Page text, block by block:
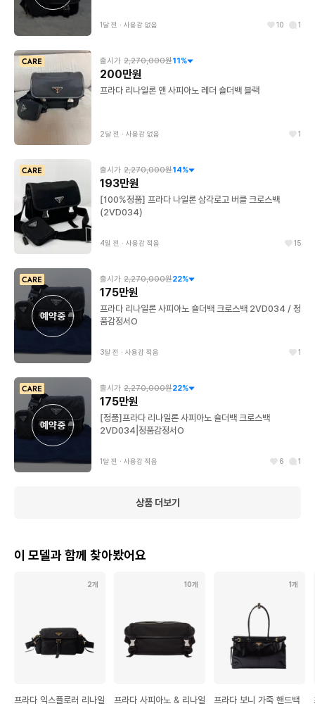
1달 전 ∙ 사용감 없음 10 1
출시가 2,270,000원11%
200만원
프라다 리나일론 앤 사피아노 레더 숄더백 블랙
2달 전 ∙ 사용감 없음 1
출시가 2,270,000원14%
193만원
[100%정품] 프라다 나일론 삼각로고 버클 크로스백
(2VD034)
4일 전 ∙ 사용감 적음 15
예약중
출시가 2,270,000원22%
175만원
프라다 리나일론 사피아노 숄더백 크로스백 2VD034 / 정
품감정서O
3달 전 ∙ 사용감 적음 1
예약중
출시가 2,270,000원22%
175만원
[정품]프라다 리나일론 사피아노 숄더백 크로스백
2VD034|정품감정서O
1달 전 ∙ 사용감 적음 6 1
상품 더보기
이 모델과 함께 찾아봤어요
2개
프라다 익스플로러 리나일
10개
프라다 사피아노 & 리나일
1개
프라다 보니 가죽 핸드백